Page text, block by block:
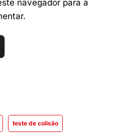
navegador para a
teste de colisão